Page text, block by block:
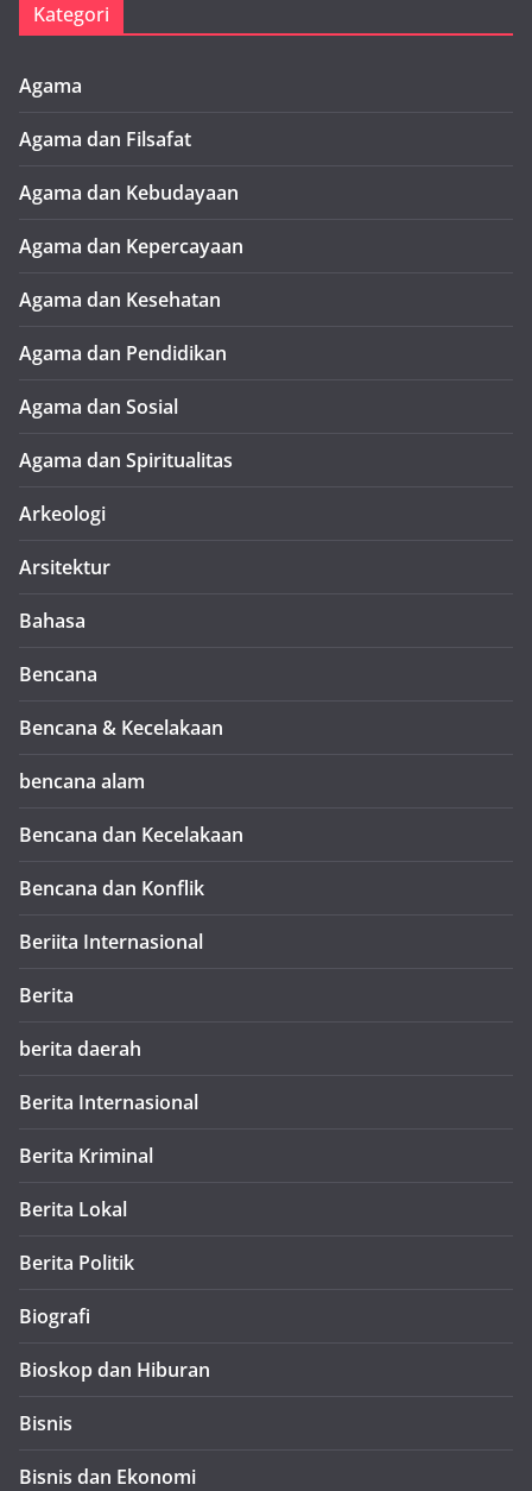
Kategori
Agama
Agama dan Filsafat
Agama dan Kebudayaan
Agama dan Kepercayaan
Agama dan Kesehatan
Agama dan Pendidikan
Agama dan Sosial
Agama dan Spiritualitas
Arkeologi
Arsitektur
Bahasa
Bencana
Bencana & Kecelakaan
bencana alam
Bencana dan Kecelakaan
Bencana dan Konflik
Beriita Internasional
Berita
berita daerah
Berita Internasional
Berita Kriminal
Berita Lokal
Berita Politik
Biografi
Bioskop dan Hiburan
Bisnis
Bisnis dan Ekonomi